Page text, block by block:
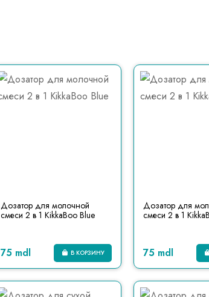
Дозатор для молочной
смеси 2 в 1 KikkaBoo Blue
75 mdl В КОРЗИНУ
Дозатор для
смеси 2 в 1
75 mdl